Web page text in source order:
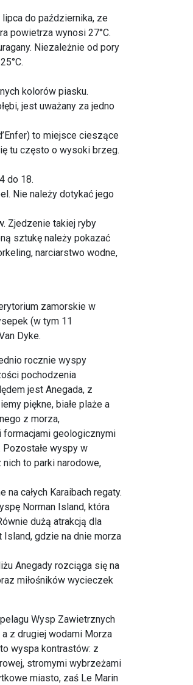
do października, ze
powietrza wynosi 27°C.
Niezależnie od pory
kolorów piasku.
jest uważany za jedno
to miejsce cieszące
tu często o wysoki brzeg.
do 18.
Nie należy dotykać jego
Zjedzenie takiej ryby
sztukę należy pokazać
narciarstwo wodne,
zamorskie w
(w tym 11
Dyke.
rocznie wyspy
pochodzenia
jest Anegada, z
piękne, białe plaże a
z morza,
formacjami geologicznymi
Pozostałe wyspy w
to parki narodowe,
całych Karaibach regaty.
Norman Island, która
dużą atrakcją dla
gdzie na dnie morza
Anegady rozciąga się na
miłośników wycieczek
Wysp Zawietrznych
a z drugiej wodami Morza
wyspa kontrastów: z
stromymi wybrzeżami
miasto, zaś Le Marin